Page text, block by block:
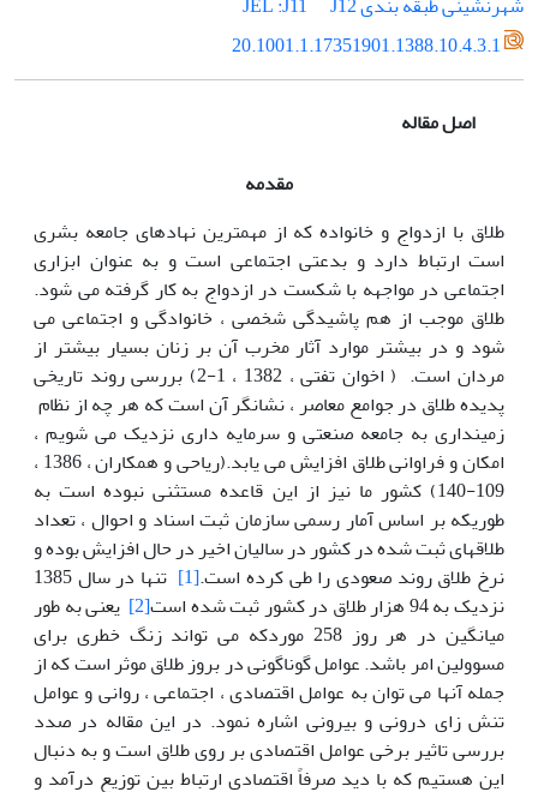
20.1001.1.17351901.1388.10.4.3.1
اصل مقاله
مقدمه
طلاق با ازدواج و خانواده که از مهمترین نهادهای جامعه بشری
است ارتباط دارد و بدعتی اجتماعی است و به عنوان ابزاری
اجتماعی در مواجهه با شکست در ازدواج به کار گرفته می شود.
طلاق موجب از هم پاشیدگی شخصی ، خانوادگی و اجتماعی می
شود و در بیشتر موارد آثار مخرب آن بر زنان بسیار بیشتر از
مردان است. ( اخوان تفتی ، 1382 ، 1-2) بررسی روند تاریخی
پدیده طلاق در جوامع معاصر ، نشانگر آن است که هر چه از نظام
زمینداری به جامعه صنعتی و سرمایه داری نزدیک می شویم ،
امکان و فراوانی طلاق افزایش می یابد.(ریاحی و همکاران ، 1386 ،
109-140) کشور ما نیز از این قاعده مستثنی نبوده است به
طوریکه بر اساس آمار رسمی سازمان ثبت اسناد و احوال ، تعداد
طلاقهای ثبت شده در کشور در سالیان اخیر در حال افزایش بوده و
نرخ طلاق روند صعودی را طی کرده است.[1]
تنها در سال 1385
نزدیک به 94 هزار طلاق در کشور ثبت شده است
[2]
یعنی به طور
میانگین در هر روز 258 موردکه می تواند زنگ خطری برای
مسوولین امر باشد. عوامل گوناگونی در بروز طلاق موثر است که از
جمله آنها می توان به عوامل اقتصادی ، اجتماعی ، روانی و عوامل
تنش زای درونی و بیرونی اشاره نمود. در این مقاله در صدد
بررسی تاثیر برخی عوامل اقتصادی بر روی طلاق است و به دنبال
این هستیم که با دید صرفاً اقتصادی ارتباط بین توزیع درآمد و